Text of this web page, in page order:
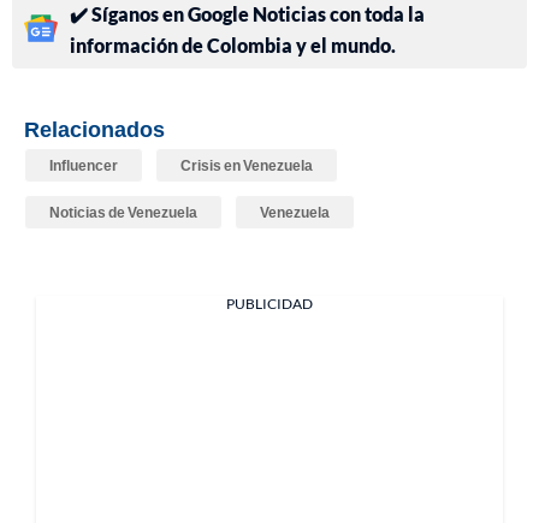
✔️ Síganos en Google Noticias con toda la
información de Colombia y el mundo.
Relacionados
Influencer Crisis en Venezuela
Noticias de Venezuela Venezuela
PUBLICIDAD